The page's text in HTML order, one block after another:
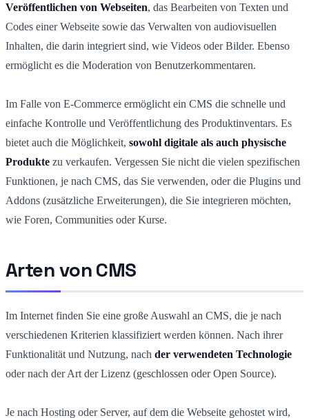
Veröffentlichen von Webseiten, das Bearbeiten von Texten und
Codes einer Webseite sowie das Verwalten von audiovisuellen
Inhalten, die darin integriert sind, wie Videos oder Bilder. Ebenso
ermöglicht es die Moderation von Benutzerkommentaren.
Im Falle von E-Commerce ermöglicht ein CMS die schnelle und
einfache Kontrolle und Veröffentlichung des Produktinventars. Es
bietet auch die Möglichkeit, sowohl digitale als auch physische
Produkte zu verkaufen. Vergessen Sie nicht die vielen spezifischen
Funktionen, je nach CMS, das Sie verwenden, oder die Plugins und
Addons (zusätzliche Erweiterungen), die Sie integrieren möchten,
wie Foren, Communities oder Kurse.
Arten von CMS
Im Internet finden Sie eine große Auswahl an CMS, die je nach
verschiedenen Kriterien klassifiziert werden können. Nach ihrer
Funktionalität und Nutzung, nach der verwendeten Technologie
oder nach der Art der Lizenz (geschlossen oder Open Source).
Je nach Hosting oder Server, auf dem die Webseite gehostet wird,